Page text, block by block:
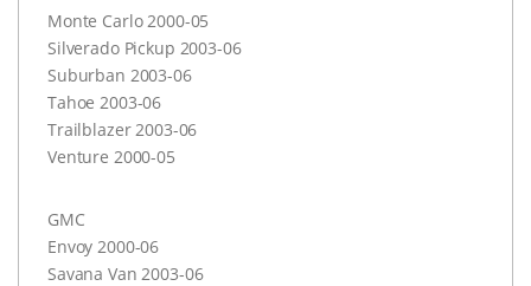
Monte Carlo 2000-05
Silverado Pickup 2003-06
Suburban 2003-06
Tahoe 2003-06
Trailblazer 2003-06
Venture 2000-05
GMC
Envoy 2000-06
Savana Van 2003-06